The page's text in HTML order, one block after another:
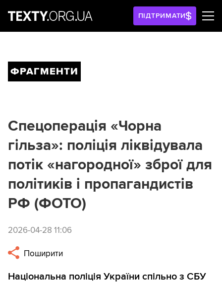
ПІДТРИМАТИ
ФРАГМЕНТИ
Спецоперація «Чорна
гільза»: поліція ліквідувала
потік «нагородної» зброї для
політиків і пропагандистів
РФ (ФОТО)
2026-04-28 11:06
Поширити
Національна поліція України спільно з СБУ